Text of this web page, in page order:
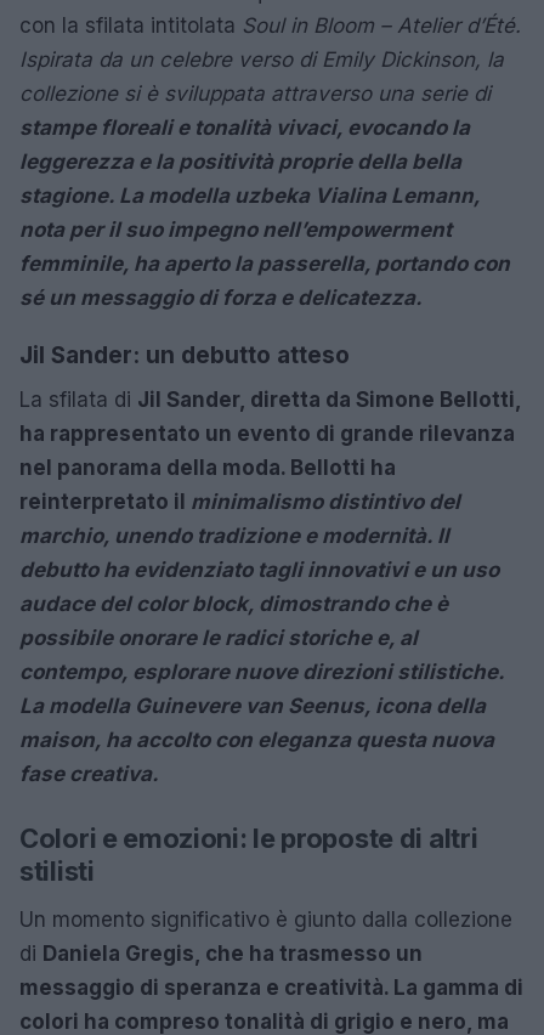
con la sfilata intitolata Soul in Bloom – Atelier d’Été.
Ispirata da un celebre verso di Emily Dickinson, la
collezione si è sviluppata attraverso una serie di
stampe floreali e tonalità vivaci, evocando la
leggerezza e la positività proprie della bella
stagione. La modella uzbeka Vialina Lemann,
nota per il suo impegno nell’empowerment
femminile, ha aperto la passerella, portando con
sé un messaggio di forza e delicatezza.
Jil Sander: un debutto atteso
La sfilata di Jil Sander, diretta da Simone Bellotti,
ha rappresentato un evento di grande rilevanza
nel panorama della moda. Bellotti ha
reinterpretato il minimalismo distintivo del
marchio, unendo tradizione e modernità. Il
debutto ha evidenziato tagli innovativi e un uso
audace del color block, dimostrando che è
possibile onorare le radici storiche e, al
contempo, esplorare nuove direzioni stilistiche.
La modella Guinevere van Seenus, icona della
maison, ha accolto con eleganza questa nuova
fase creativa.
Colori e emozioni: le proposte di altri
stilisti
Un momento significativo è giunto dalla collezione
di Daniela Gregis, che ha trasmesso un
messaggio di speranza e creatività. La gamma di
colori ha compreso tonalità di grigio e nero, ma